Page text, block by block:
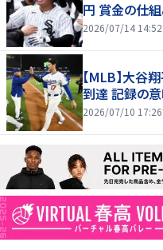
円 賞金の仕
2026/07/14 14:52
【MLB】大谷
到達 記録の
2026/07/10 17:26